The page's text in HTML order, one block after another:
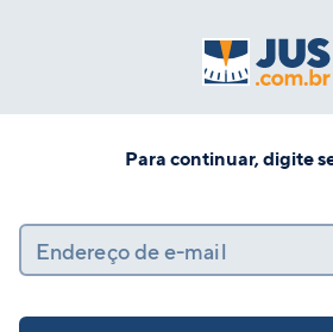
Para continuar, digite
Endereço de e-mail